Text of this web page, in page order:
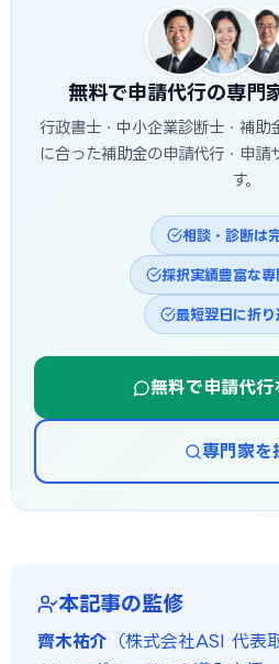
入金まで半年〜1年程度かかるのが
独自の補助金は予算上限に達し次
め、早めの相談・申請が有利です。
無料で申請代行の専門
行政書士・中小企業診断士・補助
に合った補助金の申請代行・申請
す。
相談・診断は
採択実績豊富な専
最短翌日に折り
無料で申請代行
専門家を
本記事の監修
齊木祐介 （株式会社ASI 代表